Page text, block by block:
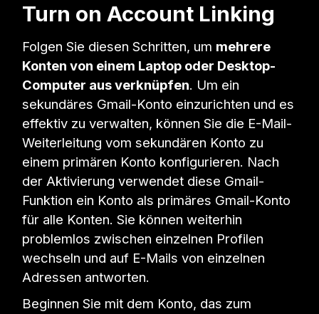
Turn on Account Linking
Folgen Sie diesen Schritten, um mehrere
Konten von einem Laptop oder Desktop-
Computer aus verknüpfen. Um ein
sekundäres Gmail-Konto einzurichten und es
effektiv zu verwalten, können Sie die E-Mail-
Weiterleitung vom sekundären Konto zu
einem primären Konto konfigurieren. Nach
der Aktivierung verwendet diese Gmail-
Funktion ein Konto als primäres Gmail-Konto
für alle Konten. Sie können weiterhin
problemlos zwischen einzelnen Profilen
wechseln und auf E-Mails von einzelnen
Adressen antworten.
Beginnen Sie mit dem Konto, das zum